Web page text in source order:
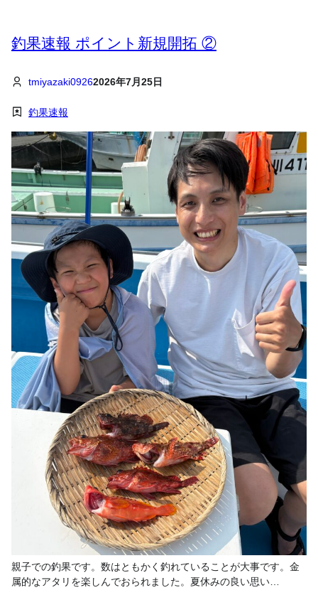
釣果速報 ポイント新規開拓 ②
tmiyazaki09262026年7月25日
釣果速報
親子での釣果です。数はともかく釣れていることが大事です。金
属的なアタリを楽しんでおられました。夏休みの良い思い…